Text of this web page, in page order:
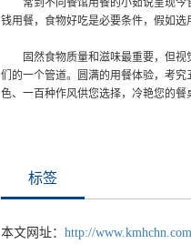
常到不同餐馆用餐的小茹说呈现
钱用餐，食物好吃是必要条件，假如
固然食物质量和滋味最重要，但
们的一个管道。圆满的用餐体验，考
色、一百种作风供您选择，冷艳您的餐
标签
本文网址： http://